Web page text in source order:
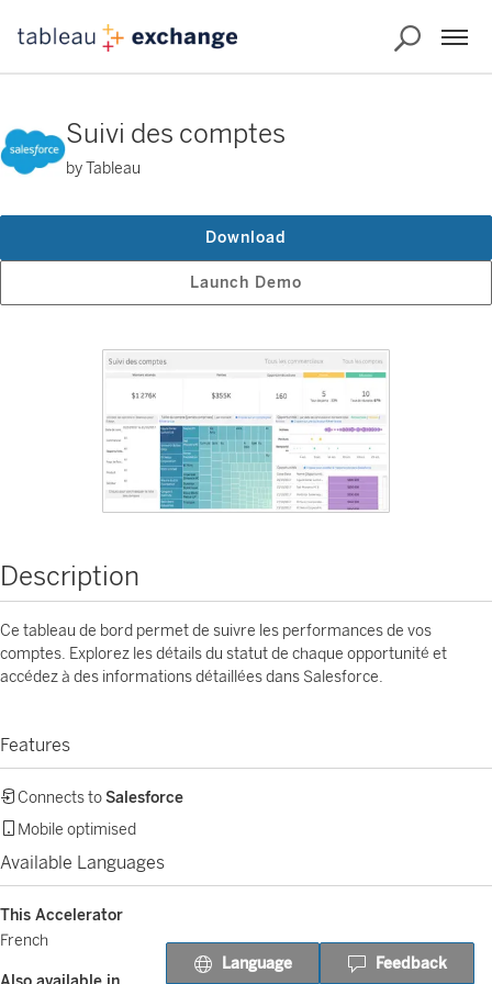
Suivi des comptes
by Tableau
Launch Demo
Download
Description
Ce tableau de bord permet de suivre les performances de vos
comptes. Explorez les détails du statut de chaque opportunité et
accédez à des informations détaillées dans Salesforce.
Features
Connects toSalesforce
Mobile optimised
Available Languages
This Accelerator
French
Language Feedback